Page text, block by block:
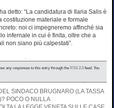
detto: “La candidatura di Ilaria Salis è
materiale e formale
noi ci impegneremo affinché sia
infernale in cui è finita, oltre che a
non siano più calpestati”.
any responses to this entry through theRSS 2.0feed. You
SINDACO BRUGNARO (LA TASSA
POCO O NULLA